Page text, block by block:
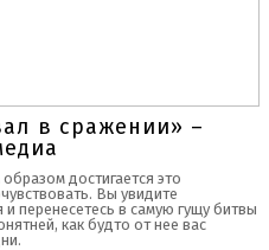
в сражении» –
достигается это
Вы увидите
перенесетесь в самую гущу битвы
как будто от нее вас